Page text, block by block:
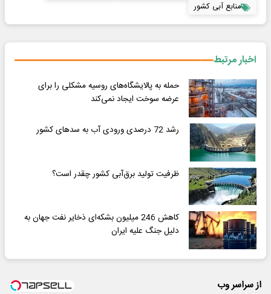
منابع آبی کشور
اخبار مرتبط
حمله به پالایشگاه‌های روسیه مشکلی را برای
عرضه سوخت ایجاد نمی‌کند
رشد 72 درصدی ورودی آب به سدهای کشور
ظرفیت تولید برق‌آبی کشور چقدر است؟
کاهش 246 میلیون بشکه‌ای ذخایر نفت جهان به
دلیل جنگ علیه ایران
از سراسر وب